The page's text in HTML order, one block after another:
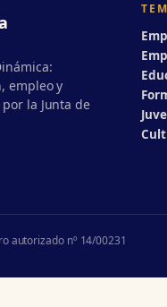
empleo y
la Junta de
autorizado nº 14/00231